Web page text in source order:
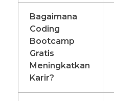
Bagaimana
Coding
Bootcamp
Gratis
Meningkatkan
Karir?